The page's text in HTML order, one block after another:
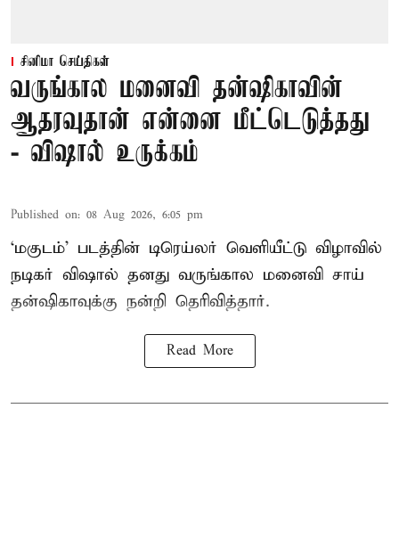
சினிமா செய்திகள்
வருங்கால மனைவி தன்ஷிகாவின்
ஆதரவுதான் என்னை மீட்டெடுத்தது
- விஷால் உருக்கம்
Published on: 08 Aug 2026, 6:05 pm
‘மகுடம்’ படத்தின் டிரெய்லர் வெளியீட்டு விழாவில்
நடிகர் விஷால் தனது வருங்கால மனைவி சாய்
தன்ஷிகாவுக்கு நன்றி தெரிவித்தார்.
Read More